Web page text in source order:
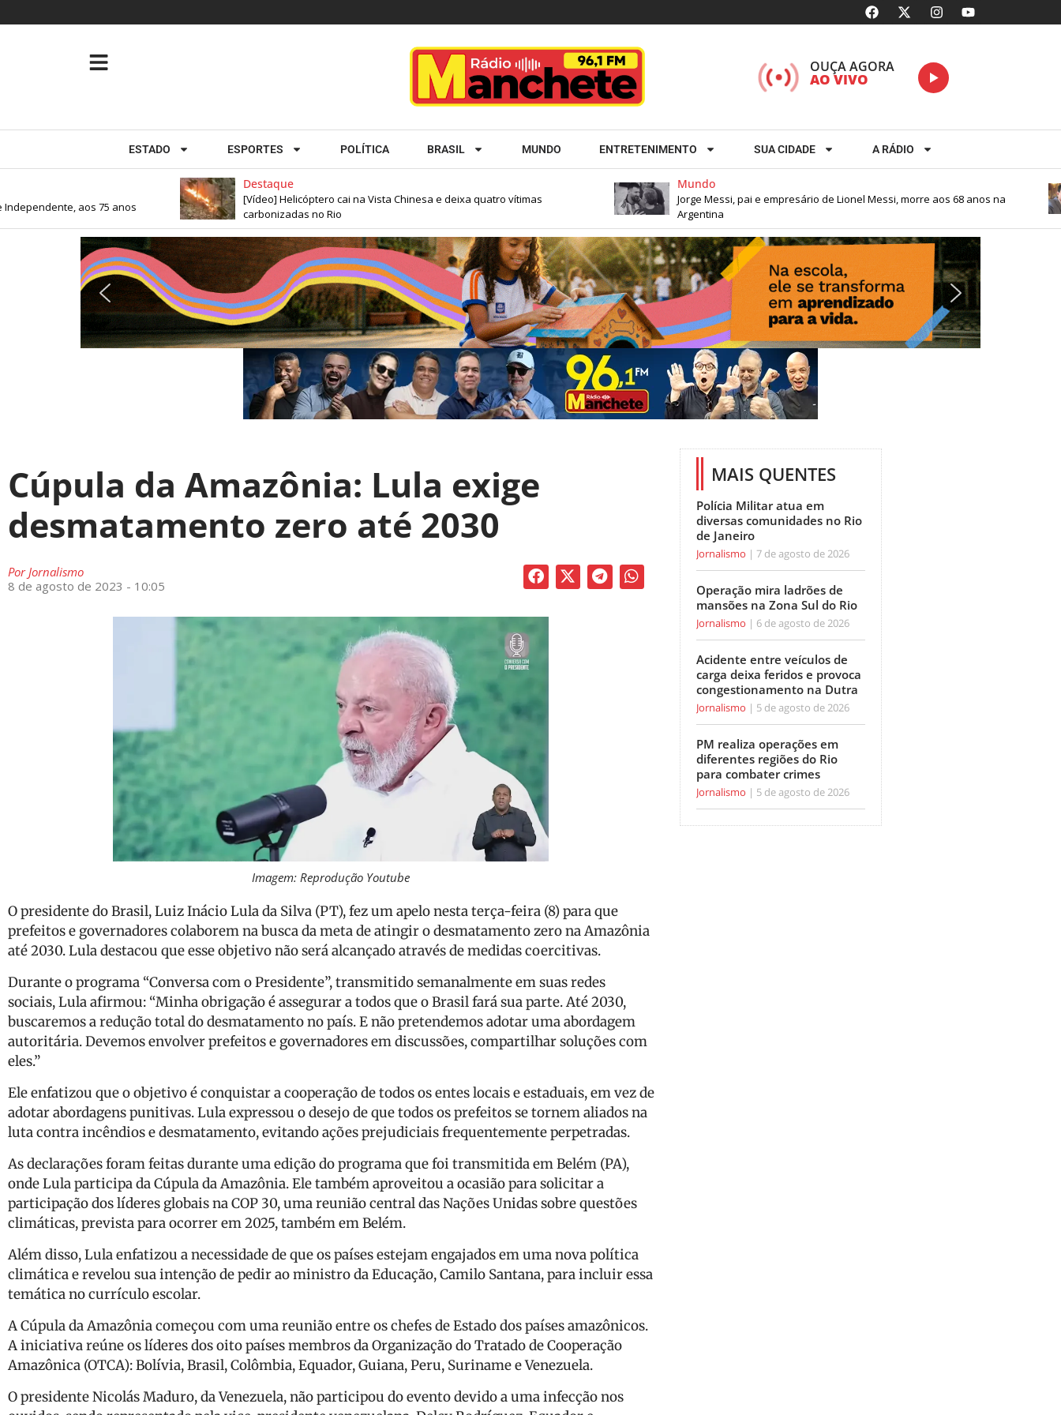
OUÇA AGORA
AO VIVO
ESTADO ESPORTES POLÍTICA BRASIL MUNDO ENTRETENIMENTO SUA CIDADE A RÁDIO
Destaque
[Vídeo] Helicóptero cai na Vista Chinesa e deixa quatro vítimas
carbonizadas no Rio
Mundo
Jorge Messi, pai e empresário de Lionel Messi, morre aos 68 anos na
Argentina
aos 75 anos
Cúpula da Amazônia: Lula exige
desmatamento zero até 2030
PorJornalismo
8 de agosto de 2023 - 10:05
Imagem: Reprodução Youtube
O presidente do Brasil, Luiz Inácio Lula da Silva (PT), fez um apelo nesta terça-feira (8) para que
prefeitos e governadores colaborem na busca da meta de atingir o desmatamento zero na Amazônia
até 2030. Lula destacou que esse objetivo não será alcançado através de medidas coercitivas.
Durante o programa “Conversa com o Presidente”, transmitido semanalmente em suas redes
sociais, Lula afirmou: “Minha obrigação é assegurar a todos que o Brasil fará sua parte. Até 2030,
buscaremos a redução total do desmatamento no país. E não pretendemos adotar uma abordagem
autoritária. Devemos envolver prefeitos e governadores em discussões, compartilhar soluções com
eles.”
Ele enfatizou que o objetivo é conquistar a cooperação de todos os entes locais e estaduais, em vez de
adotar abordagens punitivas. Lula expressou o desejo de que todos os prefeitos se tornem aliados na
luta contra incêndios e desmatamento, evitando ações prejudiciais frequentemente perpetradas.
As declarações foram feitas durante uma edição do programa que foi transmitida em Belém (PA),
onde Lula participa da Cúpula da Amazônia. Ele também aproveitou a ocasião para solicitar a
participação dos líderes globais na COP 30, uma reunião central das Nações Unidas sobre questões
climáticas, prevista para ocorrer em 2025, também em Belém.
Além disso, Lula enfatizou a necessidade de que os países estejam engajados em uma nova política
climática e revelou sua intenção de pedir ao ministro da Educação, Camilo Santana, para incluir essa
temática no currículo escolar.
A Cúpula da Amazônia começou com uma reunião entre os chefes de Estado dos países amazônicos.
A iniciativa reúne os líderes dos oito países membros da Organização do Tratado de Cooperação
Amazônica (OTCA): Bolívia, Brasil, Colômbia, Equador, Guiana, Peru, Suriname e Venezuela.
O presidente Nicolás Maduro, da Venezuela, não participou do evento devido a uma infecção nos
MAIS QUENTES
Polícia Militar atua em
diversas comunidades no Rio
de Janeiro
Jornalismo 7 de agosto de 2026
Operação mira ladrões de
mansões na Zona Sul do Rio
Jornalismo 6 de agosto de 2026
Acidente entre veículos de
carga deixa feridos e provoca
congestionamento na Dutra
Jornalismo 5 de agosto de 2026
PM realiza operações em
diferentes regiões do Rio
para combater crimes
Jornalismo 5 de agosto de 2026